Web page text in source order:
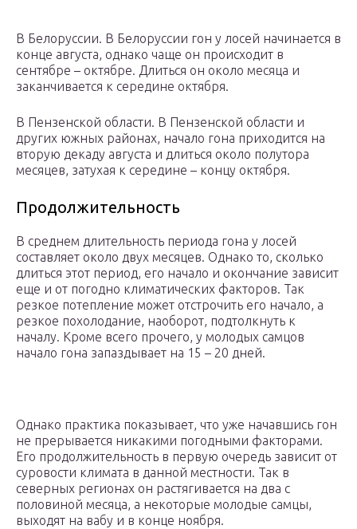
В Белоруссии. В Белоруссии гон у лосей начинается в
конце августа, однако чаще он происходит в
сентябре – октябре. Длиться он около месяца и
заканчивается к середине октября.
В Пензенской области. В Пензенской области и
других южных районах, начало гона приходится на
вторую декаду августа и длиться около полутора
месяцев, затухая к середине – концу октября.
Продолжительность
В среднем длительность периода гона у лосей
составляет около двух месяцев. Однако то, сколько
длиться этот период, его начало и окончание зависит
еще и от погодно климатических факторов. Так
резкое потепление может отстрочить его начало, а
резкое похолодание, наоборот, подтолкнуть к
началу. Кроме всего прочего, у молодых самцов
начало гона запаздывает на 15 – 20 дней.
Однако практика показывает, что уже начавшись гон
не прерывается никакими погодными факторами.
Его продолжительность в первую очередь зависит от
суровости климата в данной местности. Так в
северных регионах он растягивается на два с
половиной месяца, а некоторые молодые самцы,
выходят на вабу и в конце ноября.